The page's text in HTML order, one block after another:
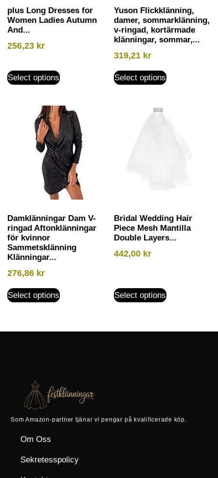
plus Long Dresses for
Women Ladies Autumn
And...
256,23 kr
Select options
Yuson Flickklänning,
damer, sommarklänning,
v-ringad, kortärmade
klänningar, sommar,...
319,21 kr
Select options
Damklänningar Dam V-
ringad Aftonklänningar
för kvinnor
Sammetsklänning
Klänningar...
276,86 kr
Select options
Bridal Wedding Hair
Piece Mesh Mantilla
Double Layers...
442,00 kr
Select options
Som Amazon-partner tjänar vi pengar på kvalificerade köp.
Om Oss
Sekretesspolicy